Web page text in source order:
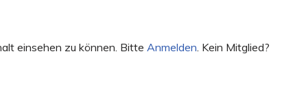
einsehen zu können. Bitte Anmelden . Kein Mitglied?